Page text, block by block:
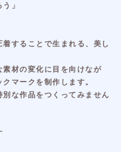
」
することで生まれる、美し
材の変化に目を向けなが
マークを制作します。
な作品をつくってみません